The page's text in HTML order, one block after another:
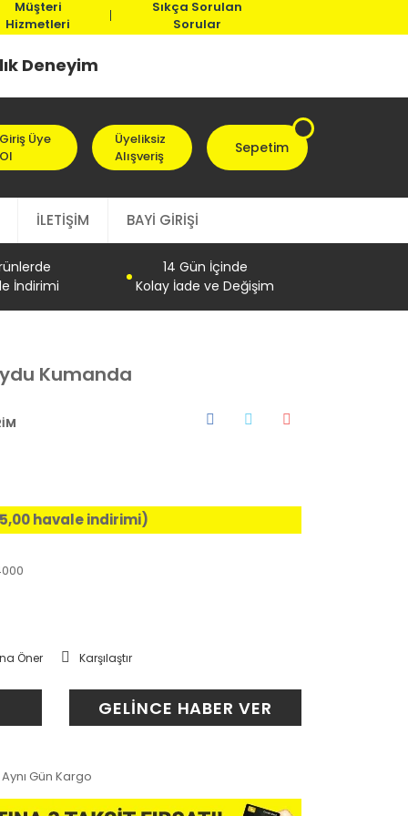
Müşteri
Hizmetleri
Sıkça Sorulan
Sorular
Deneyim
Giriş Üye
Ol
Üyeliksiz
Alışveriş
Sepetim
İLETİŞİM BAYİ GİRİŞİ
İndirimi
14 Gün İçinde
Kolay İade ve Değişim
Kumanda
havale indirimi)
Öner Karşılaştır
GELİNCE HABER VER
Aynı Gün Kargo